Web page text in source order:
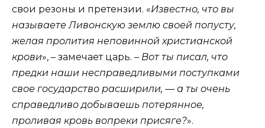
свои резоны и претензии. «Известно, что вы
называете Ливонскую землю своей попусту,
желая пролития неповинной христианской
крови», – замечает царь. – Вот ты писал, что
предки наши несправедливыми поступками
свое государство расширили, — а ты очень
справедливо добываешь потерянное,
проливая кровь вопреки присяге?».